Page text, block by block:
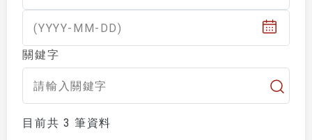
(YYYY-MM-DD)
關鍵字
目前共 3 筆資料